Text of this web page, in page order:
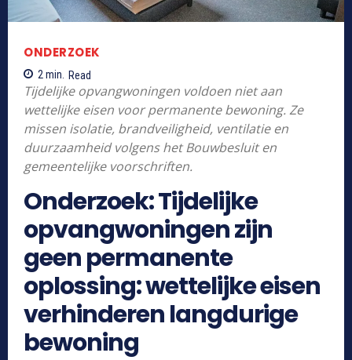
ONDERZOEK
2min. Read
Tijdelijke opvangwoningen voldoen niet aan
wettelijke eisen voor permanente bewoning. Ze
missen isolatie, brandveiligheid, ventilatie en
duurzaamheid volgens het Bouwbesluit en
gemeentelijke voorschriften.
Onderzoek: Tijdelijke
opvangwoningen zijn
geen permanente
oplossing: wettelijke eisen
verhinderen langdurige
bewoning